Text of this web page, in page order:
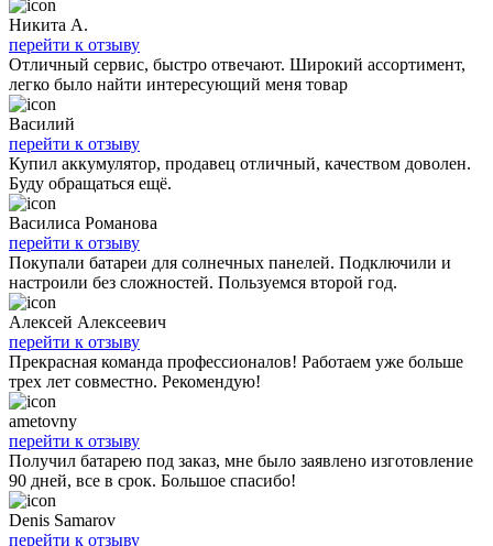
Никита А.
перейти к отзыву
Отличный сервис, быстро отвечают. Широкий ассортимент,
легко было найти интересующий меня товар
Василий
перейти к отзыву
Купил аккумулятор, продавец отличный, качеством доволен.
Буду обращаться ещё.
Василиса Романова
перейти к отзыву
Покупали батареи для солнечных панелей. Подключили и
настроили без сложностей. Пользуемся второй год.
Алексей Алексеевич
перейти к отзыву
Прекрасная команда профессионалов! Работаем уже больше
трех лет совместно. Рекомендую!
ametovny
перейти к отзыву
Получил батарею под заказ, мне было заявлено изготовление
90 дней, все в срок. Большое спасибо!
Denis Samarov
перейти к отзыву